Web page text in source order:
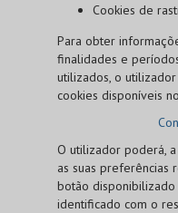
Cookies de
Para obter
finalidades e
utilizados, o
cookies disponíveis
O utilizador poderá,
as suas preferências
botão
identificado com o